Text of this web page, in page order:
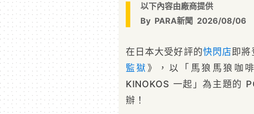
以下內容由廠商提供
By PARA新聞 2026/08/06
在日本大受好評的快閃店即將
監獄 》，以「馬狼馬狼咖
KINOKOS 一起」為主題的
辦！